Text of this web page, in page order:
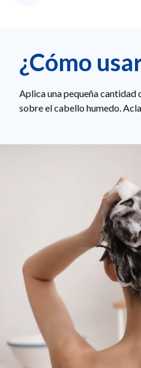
¿Cómo
Aplica una pequeña
sobre el cabello humedo.